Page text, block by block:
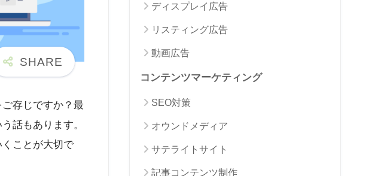
存じですか？最
話もあります。
ことが大切で
ディスプレイ広告
リスティング広告
動画広告
コンテンツマーケティング
SEO対策
オウンドメディア
サテライトサイト
記事コンテンツ制作